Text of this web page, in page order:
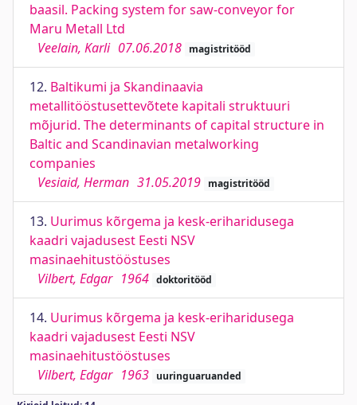
baasil. Packing system for saw-conveyor for
Maru Metall Ltd
Veelain, Karli 07.06.2018 magistritööd
12. Baltikumi ja Skandinaavia
metallitööstusettevõtete kapitali struktuuri
mõjurid. The determinants of capital structure in
Baltic and Scandinavian metalworking
companies
Vesiaid, Herman 31.05.2019 magistritööd
13. Uurimus kõrgema ja kesk-eriharidusega
kaadri vajadusest Eesti NSV
masinaehitustööstuses
Vilbert, Edgar 1964 doktoritööd
14. Uurimus kõrgema ja kesk-eriharidusega
kaadri vajadusest Eesti NSV
masinaehitustööstuses
Vilbert, Edgar 1963 uuringuaruanded